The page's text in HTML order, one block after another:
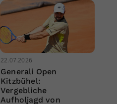
22.07.2026
Generali Open
Kitzbühel:
Vergebliche
Aufholjagd von